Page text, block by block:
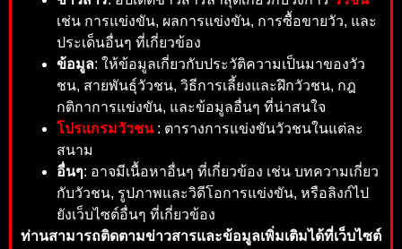
เช่น การแข่งขัน, ผลการแข่งขัน, การซื้อขายวัว, และ
ประเด็นอื่นๆ ที่เกี่ยวข้อง
ข้อมูล: ให้ข้อมูลเกี่ยวกับประวัติความเป็นมาของวัว
ชน, สายพันธุ์วัวชน, วิธีการเลี้ยงและฝึกวัวชน, กฎ
กติกาการแข่งขัน, และข้อมูลอื่นๆ ที่น่าสนใจ
โปรแกรมวัวชน : ตารางการแข่งขันวัวชนในแต่ละ
สนาม
อื่นๆ: อาจมีเนื้อหาอื่นๆ ที่เกี่ยวข้อง เช่น บทความเกี่ยว
กับวัวชน, รูปภาพและวิดีโอการแข่งขัน, หรือลิงก์ไป
ยังเว็บไซต์อื่นๆ ที่เกี่ยวข้อง
ท่านสามารถติดตามข่าวสารและข้อมูลเพิ่มเติมได้ที่เว็บไซต์